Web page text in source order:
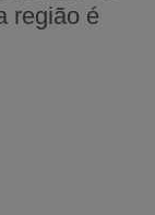
região é